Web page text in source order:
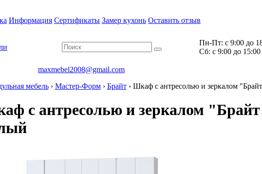
Информация Сертификаты Замер кухонь Оставить отзыв
Пн-Пт: с 9:00 до
Cб: с 9:00 до 15:00
maxmebel2008@gmail.com
мебель› Мастер-Форм› Брайт› Шкаф с антресолью и зеркалом
с антресолью и зеркалом